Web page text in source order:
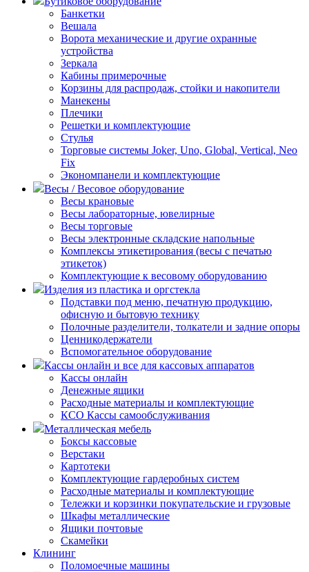
Банкетки
Вешала
Ворота механические и другие охранные
устройства
Зеркала
Кабины примерочные
Корзины для распродаж, стойки и накопители
Манекены
Плечики
Решетки и комплектующие
Стулья
Торговые системы Joker, Uno, Global, Vertical, Neo
Fix
Экономпанели и комплектующие
Весы / Весовое оборудование
Весы крановые
Весы лабораторные, ювелирные
Весы торговые
Весы электронные складские напольные
Комплексы этикетирования (весы с печатью
этикеток)
Комплектующие к весовому оборудованию
Изделия из пластика и оргстекла
Подставки под меню, печатную продукцию,
офисную и бытовую технику
Полочные разделители, толкатели и задние опоры
Ценникодержатели
Вспомогательное оборудование
Кассы онлайн и все для кассовых аппаратов
Кассы онлайн
Денежные ящики
Расходные материалы и комплектующие
КСО Кассы самообслуживания
Металлическая мебель
Боксы кассовые
Верстаки
Картотеки
Комплектующие гардеробных систем
Расходные материалы и комплектующие
Тележки и корзинки покупательские и грузовые
Шкафы металлические
Ящики почтовые
Скамейки
Клининг
Поломоечные машины